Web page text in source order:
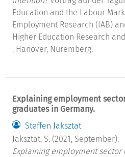
Education and the Labour
Employment Research (IAB)
Higher Education Research
, Hanover, Nuremberg.
Explaining employment
graduates in Germany.
Steffen Jaksztat
Jaksztat, S. (2021, September).
Explaining employment